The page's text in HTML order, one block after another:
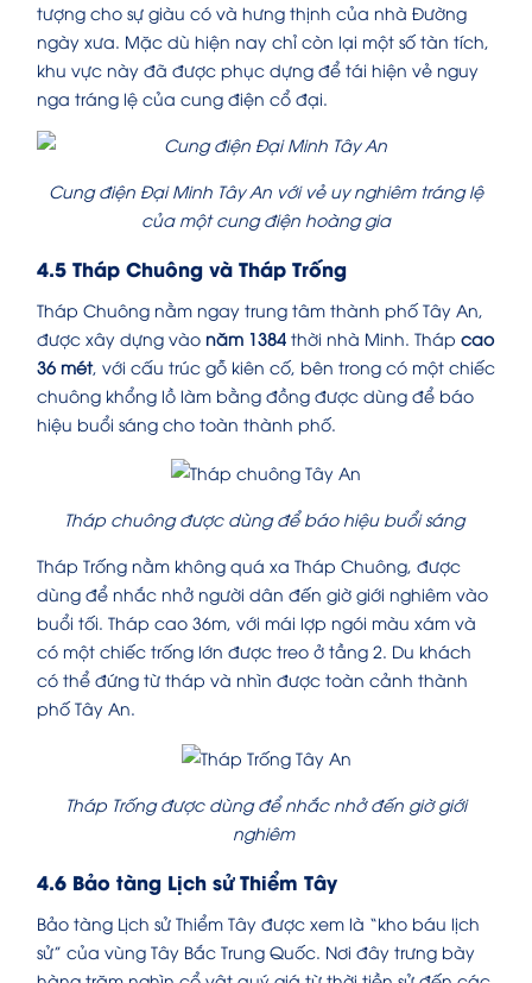
tượng cho sự giàu có và hưng thịnh của nhà Đường
ngày xưa. Mặc dù hiện nay chỉ còn lại một số tàn tích,
khu vực này đã được phục dựng để tái hiện vẻ nguy
nga tráng lệ của cung điện cổ đại.
Cung điện Đại Minh Tây An với vẻ uy nghiêm tráng lệ
của một cung điện hoàng gia
4.5 Tháp Chuông và Tháp Trống
Tháp Chuông nằm ngay trung tâm thành phố Tây An,
được xây dựng vào năm 1384 thời nhà Minh. Tháp cao
36 mét, với cấu trúc gỗ kiên cố, bên trong có một chiếc
chuông khổng lồ làm bằng đồng được dùng để báo
hiệu buổi sáng cho toàn thành phố.
Tháp chuông được dùng để báo hiệu buổi sáng
Tháp Trống nằm không quá xa Tháp Chuông, được
dùng để nhắc nhở người dân đến giờ giới nghiêm vào
buổi tối. Tháp cao 36m, với mái lợp ngói màu xám và
có một chiếc trống lớn được treo ở tầng 2. Du khách
có thể đứng từ tháp và nhìn được toàn cảnh thành
phố Tây An.
Tháp Trống được dùng để nhắc nhở đến giờ giới
nghiêm
4.6 Bảo tàng Lịch sử Thiểm Tây
Bảo tàng Lịch sử Thiểm Tây được xem là “kho báu lịch
sử” của vùng Tây Bắc Trung Quốc. Nơi đây trưng bày